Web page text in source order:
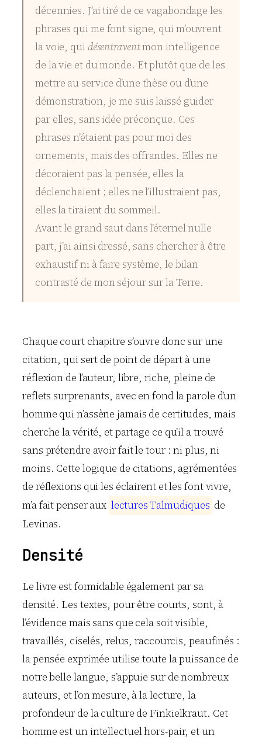
décennies. J’ai tiré de ce vagabondage les
phrases qui me font signe, qui m’ouvrent
la voie, qui désentraventmon intelligence
de la vie et du monde. Et plutôt que de les
mettre au service d’une thèse ou d’une
démonstration, je me suis laissé guider
par elles, sans idée préconçue. Ces
phrases n’étaient pas pour moi des
ornements, mais des offrandes. Elles ne
décoraient pas la pensée, elles la
déclenchaient ; elles ne l’illustraient pas,
elles la tiraient du sommeil.
Avant le grand saut dans l’éternel nulle
part, j’ai ainsi dressé, sans chercher à être
exhaustif ni à faire système, le bilan
contrasté de mon séjour sur la Terre.
Chaque court chapitre s’ouvre donc sur une
citation, qui sert de point de départ à une
réflexion de l’auteur, libre, riche, pleine de
reflets surprenants, avec en fond la parole d’un
homme qui n’assène jamais de certitudes, mais
cherche la vérité, et partage ce qu’il a trouvé
sans prétendre avoir fait le tour : ni plus, ni
moins. Cette logique de citations, agrémentées
de réflexions qui les éclairent et les font vivre,
m’a fait penser aux lecturesTalmudiques de
Levinas.
Densité
Le livre est formidable également par sa
densité. Les textes, pour être courts, sont, à
l’évidence mais sans que cela soit visible,
travaillés, ciselés, relus, raccourcis, peaufinés :
la pensée exprimée utilise toute la puissance de
notre belle langue, s’appuie sur de nombreux
auteurs, et l’on mesure, à la lecture, la
profondeur de la culture de Finkielkraut. Cet
homme est un intellectuel hors-pair, et un